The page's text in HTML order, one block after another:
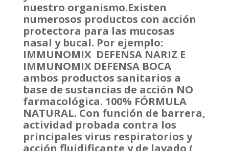
nuestro organismo.Existen
numerosos productos con acción
protectora para las mucosas
nasal y bucal. Por ejemplo:
IMMUNOMIX DEFENSA NARIZ E
IMMUNOMIX DEFENSA BOCA
ambos productos sanitarios a
base de sustancias de acción NO
farmacológica. 100% FÓRMULA
NATURAL. Con función de barrera,
actividad probada contra los
principales virus respiratorios y
acción fluidificante y de lavado (